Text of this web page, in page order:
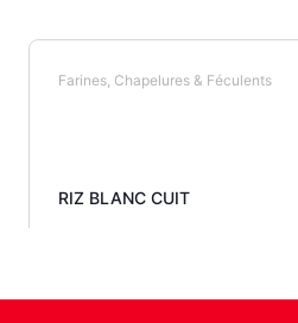
Farines, Chapelures & Féculents
RIZ BLANC CUIT